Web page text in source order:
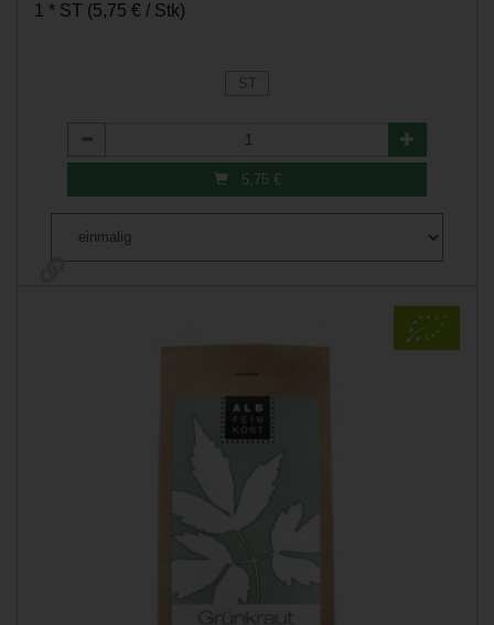
1 * ST (5,75 € / Stk)
ST
Anzahl
5,75 €